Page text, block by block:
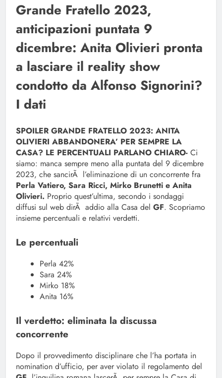
Grande Fratello 2023,
anticipazioni puntata 9
dicembre: Anita Olivieri pronta
a lasciare il reality show
condotto da Alfonso Signorini?
I dati
SPOILER GRANDE FRATELLO 2023: ANITA
OLIVIERI ABBANDONERA’ PER SEMPRE LA
CASA? LE PERCENTUALI PARLANO CHIARO- Ci
siamo: manca sempre meno alla puntata del 9 dicembre
2023, che sancirÃ l’eliminazione di un concorrente fra
Perla Vatiero, Sara Ricci, Mirko Brunetti e Anita
Olivieri. Proprio quest’ultima, secondo i sondaggi
diffusi sul web dirÃ addio alla Casa del GF. Scopriamo
insieme percentuali e relativi verdetti.
Le percentuali
Perla 42%
Sara 24%
Mirko 18%
Anita 16%
Il verdetto: eliminata la discussa
concorrente
Dopo il provvedimento disciplinare che l’ha portata in
nomination d’ufficio, per aver violato il regolamento del